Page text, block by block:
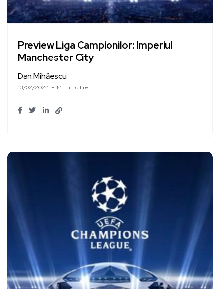
Preview Liga Campionilor: Imperiul
Manchester City
Dan Mihăescu
13/02/2024 14 min citire